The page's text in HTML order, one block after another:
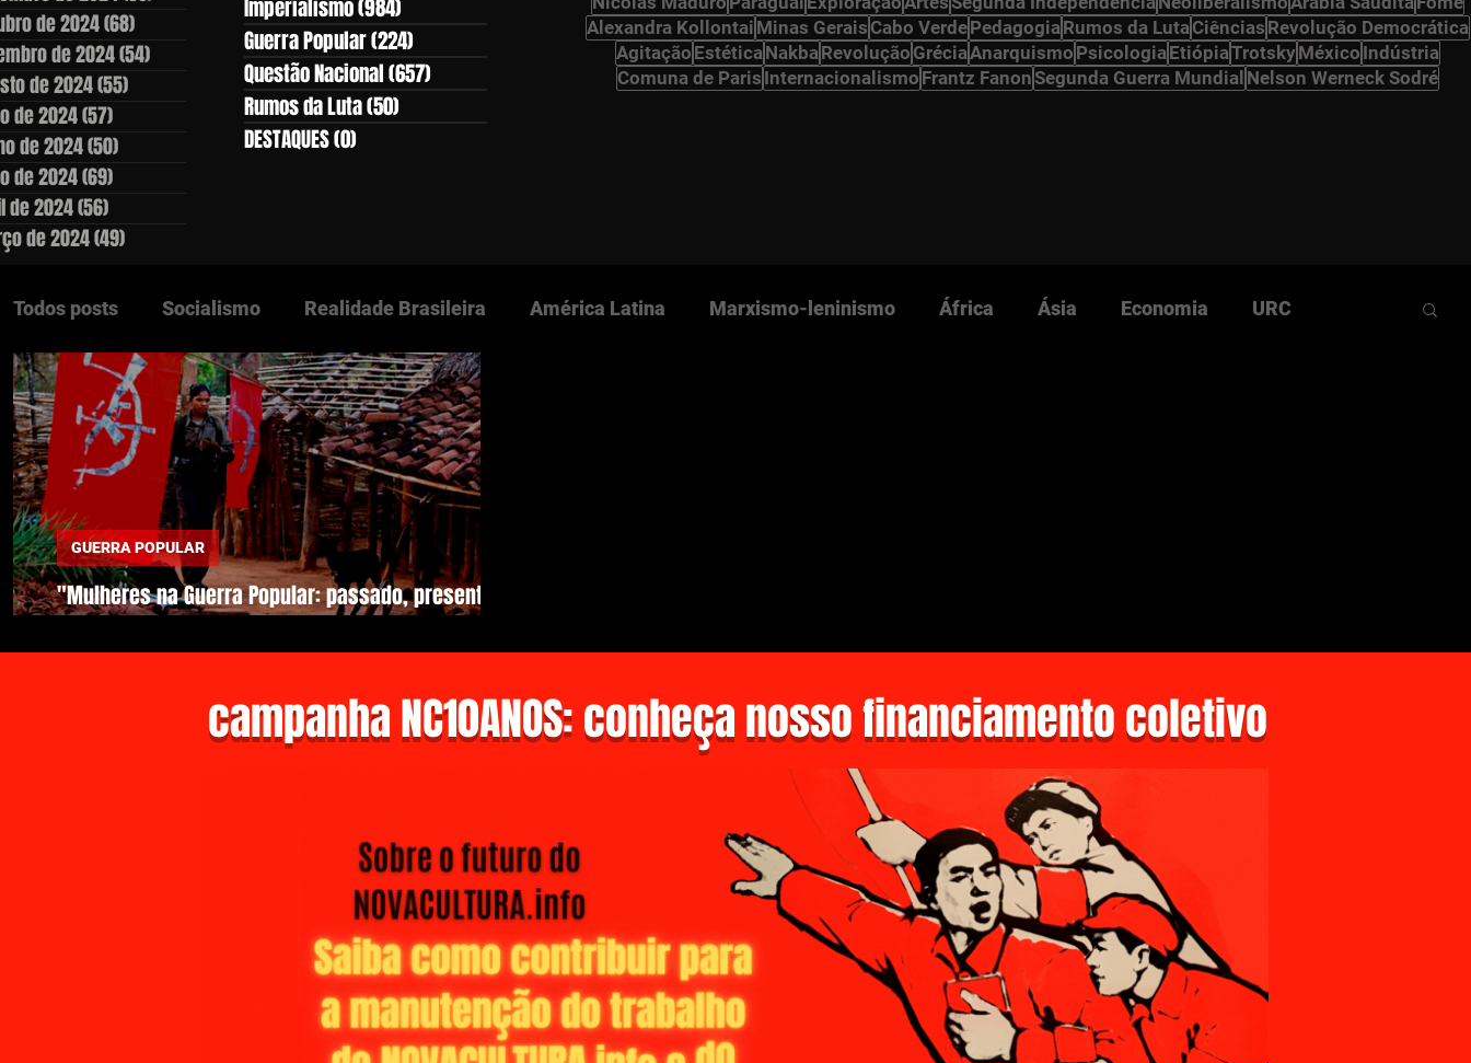
de 2024(68)
de 2024(54)
de 2024(55)
de 2024(57)
de 2024(50)
de 2024(69)
de 2024(56)
de 2024(49)
Imperialismo(984)
Guerra Popular(224)
Questão Nacional(657)
Rumos da Luta(50)
DESTAQUES(0)
Alexandra Kollontai Minas Gerais Cabo VerdePedagogiaRumos da LutaCiências Revolução Democrática
Agitação EstéticaNakbaRevolução GréciaAnarquismo PsicologiaEtiópiaTrotskyMéxico Indústria
Comuna de Paris Internacionalismo Frantz FanonSegunda Guerra Mundial Nelson Werneck Sodré
Todos posts Socialismo Realidade Brasileira América Latina Marxismo-leninismo África Ásia Economia URC
Questão Agrária Lutas Populares Edições Nova Cultura
Clássicos Países Socialistas Europa
DESTAQUES
"Mulheres na Guerra Popular: passado, presente e
GUERRA POPULAR
campanha NC10ANOS: conheça nosso financiamento coletivo